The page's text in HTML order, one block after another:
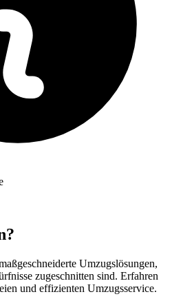
Umzugslösungen,
zugeschnitten sind. Erfahren
und effizienten Umzugsservice.